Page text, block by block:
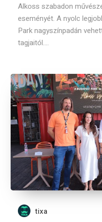
Alkoss szabadon
eseményét. A nyolc
Park nagyszínpadán
tagjaitól....
tixa